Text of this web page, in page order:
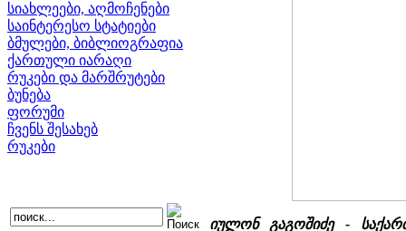
სიახლეები, აღმოჩენები
საინტერესო სტატიები
ბმულები, ბიბლიოგრაფია
ქართული იარაღი
რუკები და მარშრუტები
ბუნება
ფორუმი
ჩვენს შესახებ
რუკები
იულონ გაგოშიძე -